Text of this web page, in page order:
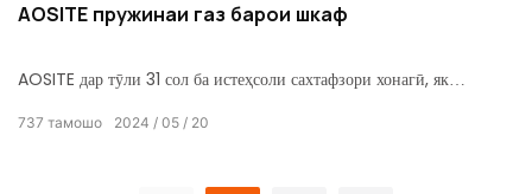
AOSITE пружинаи газ барои шкаф
AOSITE дар тӯли 31 сол ба истеҳсоли сахтафзори хонагӣ, як
2024 05 20
737 тамошо